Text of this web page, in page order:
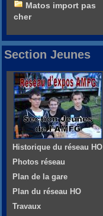
Matos import pas
cher
Section Jeunes
Historique du réseau HO
Photos réseau
Plan de la gare
Plan du réseau HO
Travaux